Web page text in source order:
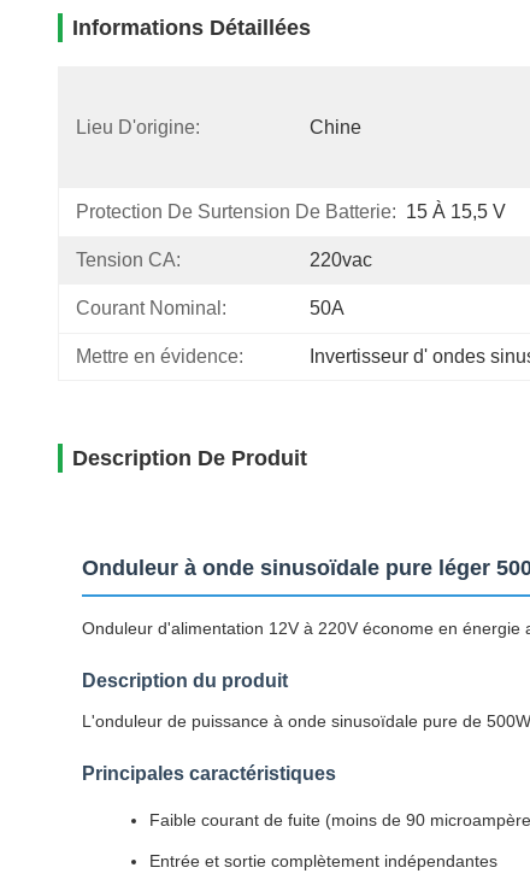
Informations Détaillées
Lieu D'origine: Chine
Protection De Surtension De Batterie: 15 À 15,5 V
Tension CA: 220vac
Courant Nominal: 50A
Mettre en évidence: Invertisseur d' ondes
Description De Produit
Onduleur à onde sinusoïdale pure léger
Onduleur d'alimentation 12V à 220V économe en
Description du produit
L'onduleur de puissance à onde sinusoïdale pure de
Principales caractéristiques
Faible courant de fuite (moins de 90
Entrée et sortie complètement indépendantes